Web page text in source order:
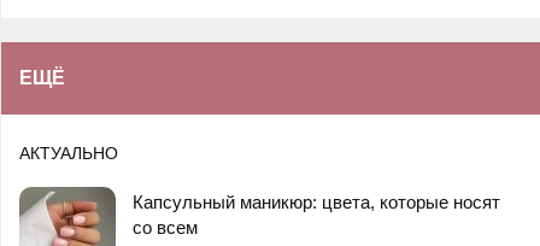
ЕЩЁ
АКТУАЛЬНО
Капсульный маникюр: цвета, которые носят
со всем